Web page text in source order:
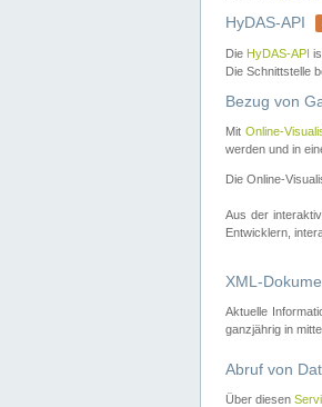
HyDAS-API
Die HyDAS-API
Die Schnittstelle
Bezug von
MitOnline-
werden und in
Die Online-
Aus der
Entwicklern,
XML-
Aktuelle
ganzjährig in
Abruf von
Über diesen